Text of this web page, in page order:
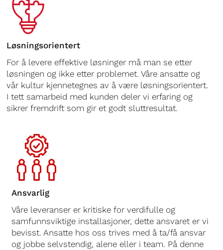
Løsningsorientert
For å levere effektive løsninger må man se etter
løsningen og ikke etter problemet. Våre ansatte og
vår kultur kjennetegnes av å være løsningsorientert.
I tett samarbeid med kunden deler vi erfaring og
sikrer fremdrift som gir et godt sluttresultat.
Ansvarlig
Våre leveranser er kritiske for verdifulle og
samfunnsviktige installasjoner, dette ansvaret er vi
bevisst. Ansatte hos oss trives med å ta/få ansvar
og jobbe selvstendig, alene eller i team. På denne